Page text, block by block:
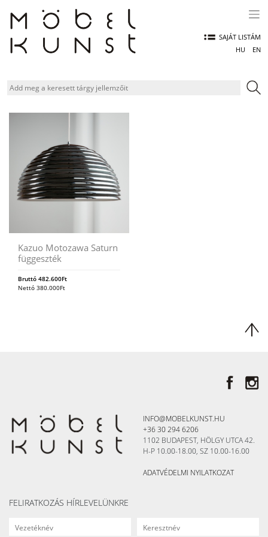
content
SAJÁT LISTÁM
HU
EN
Kazuo Motozawa Saturn
függeszték
Bruttó 482.600Ft
Nettó 380.000Ft
INFO@MOBELKUNST.HU
+36 30 294 6206
1102 BUDAPEST, HÖLGY UTCA 42.
H-P 10.00-18.00, SZ 10.00-16.00
ADATVÉDELMI NYILATKOZAT
FELIRATKOZÁS HÍRLEVELÜNKRE